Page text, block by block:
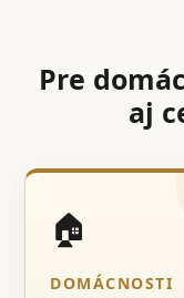
Pre
aj
🏠
DOMÁCNOSTI